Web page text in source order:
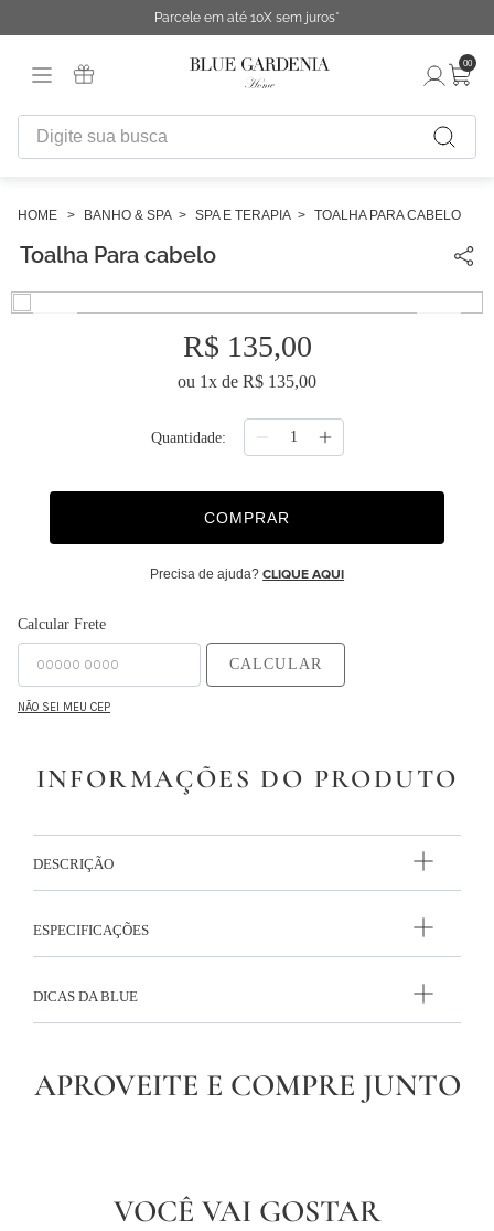
Parcele em até 10X sem juros*
00
Digite sua busca
BANHO & SPA SPA E TERAPIA TOALHA PARA CABELO
Toalha Para cabelo
R$ 135,00
ou 1x de R$ 135,00
Quantidade
COMPRAR
Precisa de ajuda? CLIQUE AQUI
Calcular Frete
CALCULAR
NÃO SEI MEU CEP
INFORMAÇÕES DO PRODUTO
DESCRIÇÃO
ESPECIFICAÇÕES
DICAS DA BLUE
APROVEITE E COMPRE JUNTO
VOCÊ VAI GOSTAR
1º
fronha
3º
urban
5º
difusor
9º
capa duvet